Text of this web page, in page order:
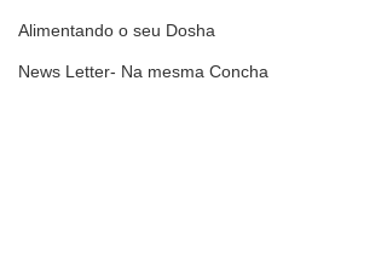
Alimentando o seu Dosha
News Letter- Na mesma Concha